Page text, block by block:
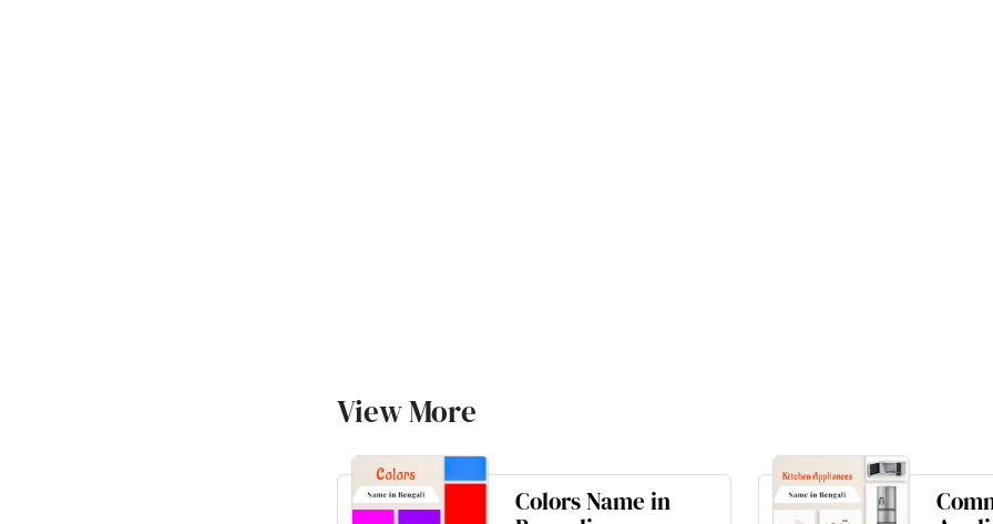
View More
Colors Name in